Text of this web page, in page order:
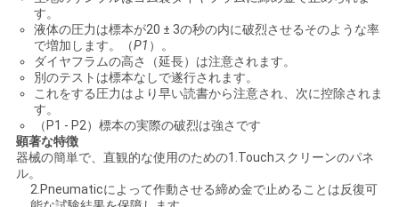
求
し
な
さ
い
す。
液体の圧力は標本が20 ± 3の秒の内に破烈させるそのような率
で増加します。（P1 ）。
ダイヤフラムの高さ（延長）は注意されます。
別のテストは標本なしで遂行されます。
これをする圧力はより早い読書から注意され、次に控除されま
す。
（P1 - P2）標本の実際の破烈は強さです
顕著な特徴
器械の簡単で、直観的な使用のための1.Touchスクリーンのパネ
ル。
2.Pneumaticによって作動させる締め金で止めることは反復可